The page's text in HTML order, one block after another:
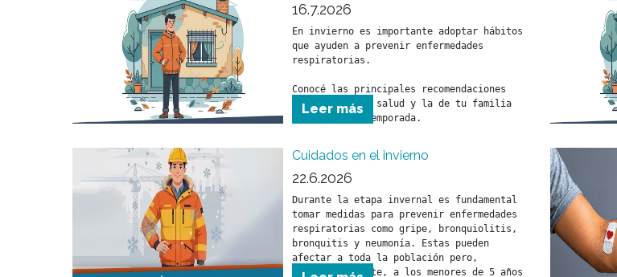
16.7.2026
En invierno es importante adoptar hábitos
que ayuden a prevenir enfermedades
respiratorias.
Conocé las principales recomendaciones
para cuidar tu salud y la de tu familia
durante esta temporada.
Leer más
Cuidados en el invierno
22.6.2026
Durante la etapa invernal es fundamental
tomar medidas para prevenir enfermedades
respiratorias como gripe, bronquiolitis,
bronquitis y neumonía. Estas pueden
afectar a toda la población pero,
fundamentalmente, a los menores de 5 años